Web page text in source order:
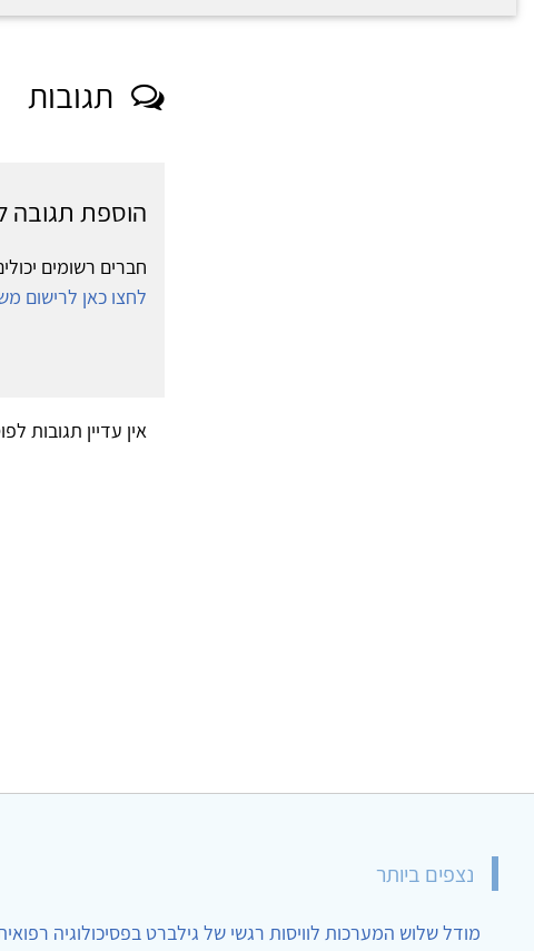
תגובות
הוספת תגובה
חברים רשומים
לחצו כאן לרישום
אין עדיין תגובות
נצפים ביותר
מודל שלוש המערכות לוויסות רגשי של גילברט בפסיכולוגיה